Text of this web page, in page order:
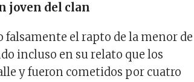
joven del clan
falsamente el rapto de la menor de
incluso en su relato que los
y fueron cometidos por cuatro